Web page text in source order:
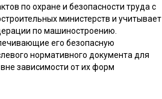
по охране и безопасности труда с
министерств и учитывает
по машиностроению.
его безопасную
нормативного документа для
зависимости от их форм